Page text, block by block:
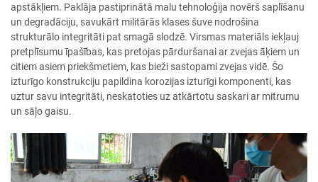
apstākļiem. Paklāja pastiprinātā malu tehnoloģija novērš saplīšanu
un degradāciju, savukārt militārās klases šuve nodrošina
strukturālo integritāti pat smagā slodzē. Virsmas materiāls iekļauj
pretplīsumu īpašības, kas pretojas pārduršanai ar zvejas āķiem un
citiem asiem priekšmetiem, kas bieži sastopami zvejas vidē. Šo
izturīgo konstrukciju papildina korozijas izturīgi komponenti, kas
uztur savu integritāti, neskatoties uz atkārtotu saskari ar mitrumu
un sāļo gaisu.